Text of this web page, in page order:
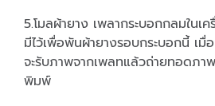
5.โมลผ้ายาง เพลากระบอกกลมในเ
มีไว้เพื่อพันผ้ายางรอบกระบอกนี้ เมื่
จะรับภาพจากเพลทแล้วถ่ายทอดภาพ
พิมพ์